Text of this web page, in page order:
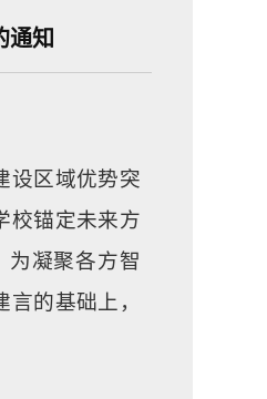
通知
设区域优势突
校锚定未来方
为凝聚各方智
的基础上，